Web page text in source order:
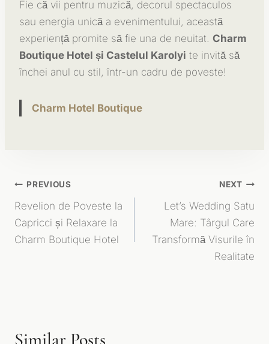
Fie că vii pentru muzică, decorul spectaculos
sau energia unică a evenimentului, această
experiență promite să fie una de neuitat. Charm
Boutique Hotel și Castelul Karolyi te invită să
închei anul cu stil, într-un cadru de poveste!
Charm Hotel Boutique
Navigare
În
Articole
PREVIOUS
Revelion de Poveste la
Capricci și Relaxare la
Charm Boutique Hotel
NEXT
Let’s Wedding Satu
Mare: Târgul Care
Transformă Visurile în
Realitate
Similar Posts